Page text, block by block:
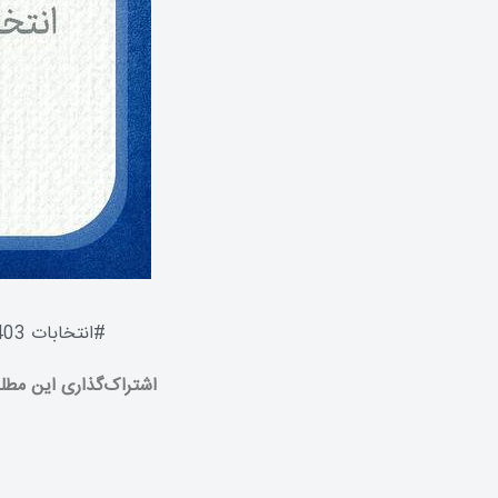
#انتخابات 1403
اشتراک‌گذاری این